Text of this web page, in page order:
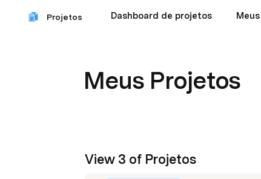
Projetos Dashboard de projetos
Meus Projetos
View 3 of Projetos